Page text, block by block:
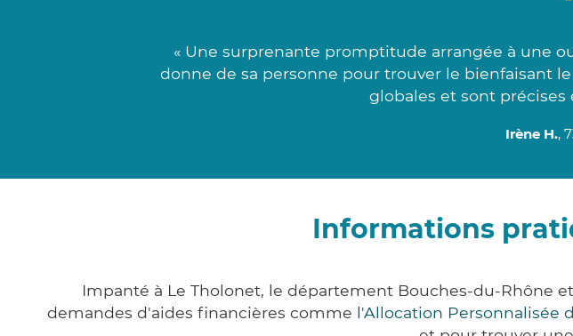
« Une surprenante promptitude arrangée à une
donne de sa personne pour trouver le bienfaisant
globales et sont précises
Irène H.,
Informations
Impanté à Le Tholonet, le département Bouches-du-Rhône
demandes d'aides financières comme l'Allocation Personnalisée